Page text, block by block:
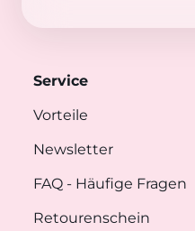
Service
Vorteile
Newsletter
FAQ - Häufige Fragen
Retourenschein